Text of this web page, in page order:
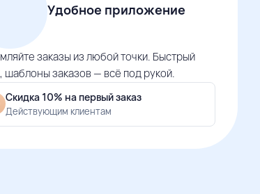
Удобное приложение
заказы из любой точки. Быстрый
шаблоны заказов — всё под рукой.
Скидка 10% на первый заказ
Действующим клиентам